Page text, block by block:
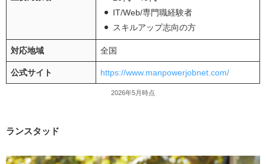
IT/Web/専門職経験者
スキルアップ志向の方
対応地域 全国
公式サイト https://www.manpowerjobnet.com/
2026年5月時点
ランスタッド